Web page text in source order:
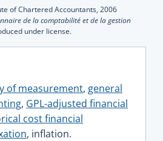
of Chartered Accountants, 2006
de la comptabilité et de la gestion
under license.
of measurement, general
, GPL-adjusted financial
cost financial
, inflation.